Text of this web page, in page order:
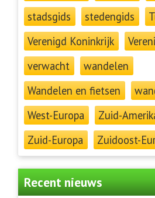
stadsgids
stedengids
Verenigd Koninkrijk
verwacht
wandelen
Wandelen en fietsen
West-Europa
Zuid-
Zuid-Europa
Zuidoost-
Recent nieuws